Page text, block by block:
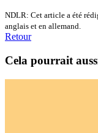
NDLR: Cet article a été
anglais et en allemand.
Retour
Cela pourrait